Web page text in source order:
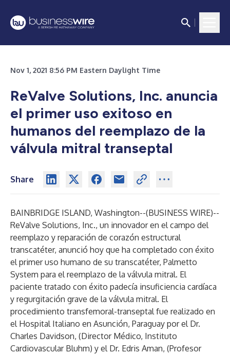
Nov 1, 2021 8:56 PM Eastern Daylight Time
ReValve Solutions, Inc. anuncia
el primer uso exitoso en
humanos del reemplazo de la
válvula mitral transeptal
Share
BAINBRIDGE ISLAND, Washington--(BUSINESS WIRE)--
ReValve Solutions, Inc., un innovador en el campo del
reemplazo y reparación de corazón estructural
transcatéter, anunció hoy que ha completado con éxito
el primer uso humano de su transcatéter, Palmetto
System para el reemplazo de la válvula mitral. El
paciente tratado con éxito padecía insuficiencia cardíaca
y regurgitación grave de la válvula mitral. El
procedimiento transfemoral-transeptal fue realizado en
el Hospital Italiano en Asunción, Paraguay por el Dr.
Charles Davidson, (Director Médico, Instituto
Cardiovascular Bluhm) y el Dr. Edris Aman, (Profesor